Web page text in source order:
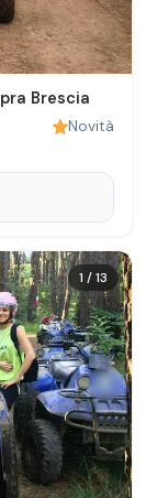
Brescia
Novità
1 /13